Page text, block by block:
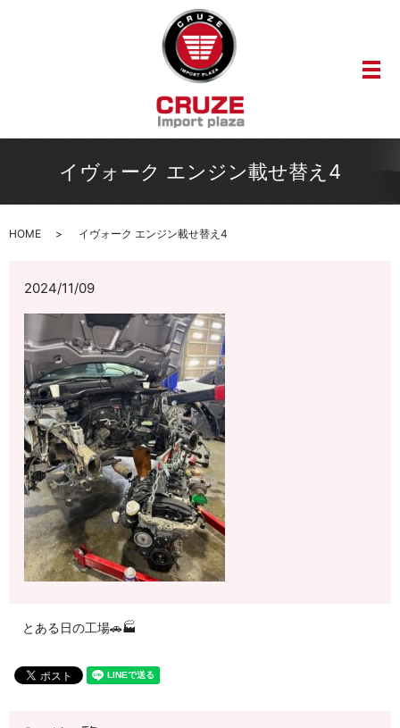
メ
イヴォーク エンジン載せ替え4
HOME イヴォーク エンジン載せ替え4
2024/11/09
とある日の工場🚗🏭